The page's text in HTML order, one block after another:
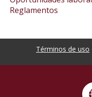
Reglamentos
Términos de uso